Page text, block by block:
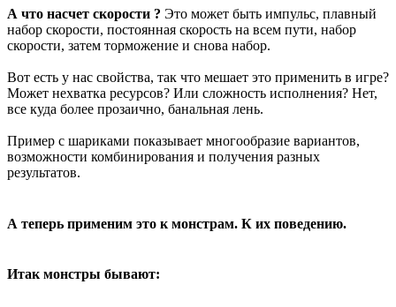
А что насчет скорости ? Это может быть импульс, плавный
набор скорости, постоянная скорость на всем пути, набор
скорости, затем торможение и снова набор.
Вот есть у нас свойства, так что мешает это применить в игре?
Может нехватка ресурсов? Или сложность исполнения? Нет,
все куда более прозаично, банальная лень.
Пример с шариками показывает многообразие вариантов,
возможности комбинирования и получения разных
результатов.
А теперь применим это к монстрам. К их поведению.
Итак монстры бывают: